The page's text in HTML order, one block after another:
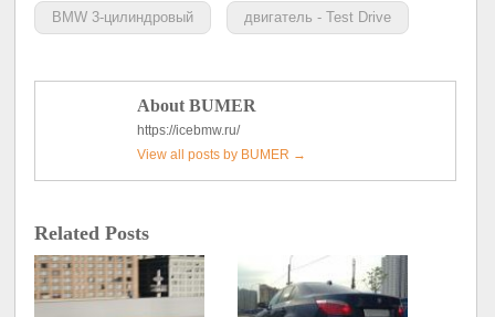
BMW 3-цилиндровый двигатель - Test Drive
About BUMER
https://icebmw.ru/
View all posts by BUMER →
Related Posts